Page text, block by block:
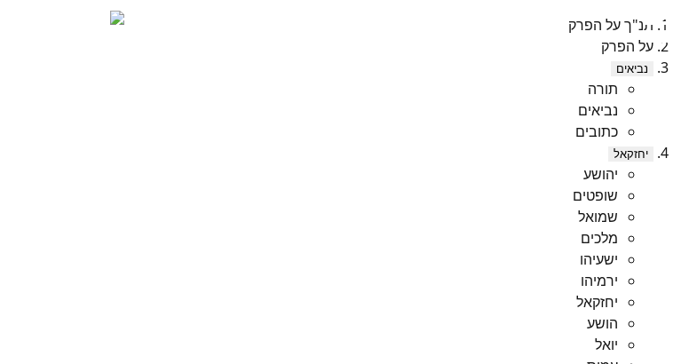
תנ"ך על הפרק
על הפרק
נביאים
תורה
נביאים
כתובים
יחזקאל
יהושע
שופטים
שמואל
מלכים
ישעיהו
ירמיהו
יחזקאל
הושע
יואל